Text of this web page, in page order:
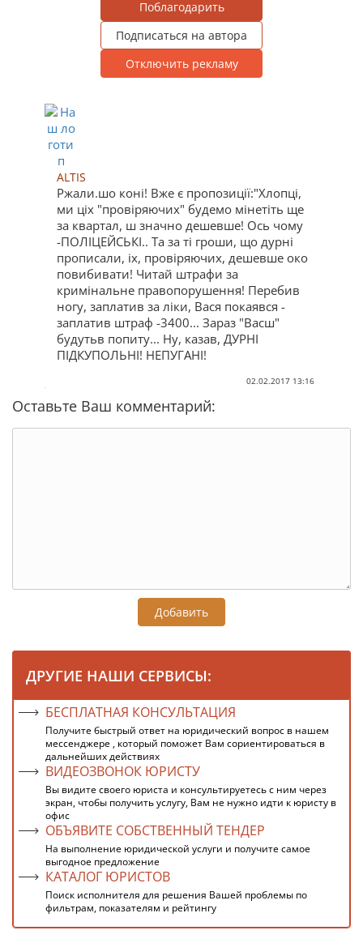
Поблагодарить
Подписаться на автора
Отключить рекламу
ALTIS
Ржали.шо коні! Вже є пропозиції:"Хлопці,
ми ціх "провіряючих" будемо мінетіть ще
за квартал, ш значно дешевше! Ось чому
-ПОЛІЦЕЙСЬКІ.. Та за ті гроши, що дурні
прописали, іх, провіряючих, дешевше око
повибивати! Читай штрафи за
кримінальне правопорушення! Перебив
ногу, заплатив за ліки, Вася покаявся -
заплатив штраф -3400... Зараз "Васш"
будутьв попиту... Ну, казав, ДУРНІ
ПІДКУПОЛЬНІ! НЕПУГАНІ!
02.02.2017 13:16
Оставьте Ваш комментарий:
Добавить
ДРУГИЕ НАШИ СЕРВИСЫ:
БЕСПЛАТНАЯ КОНСУЛЬТАЦИЯ
Получите быстрый ответ на юридический вопрос в нашем
мессенджере , который поможет Вам сориентироваться в
дальнейших действиях
ВИДЕОЗВОНОК ЮРИСТУ
Вы видите своего юриста и консультируетесь с ним через
экран, чтобы получить услугу, Вам не нужно идти к юристу в
офис
ОБЪЯВИТЕ СОБСТВЕННЫЙ ТЕНДЕР
На выполнение юридической услуги и получите самое
выгодное предложение
КАТАЛОГ ЮРИСТОВ
Поиск исполнителя для решения Вашей проблемы по
фильтрам, показателям и рейтингу